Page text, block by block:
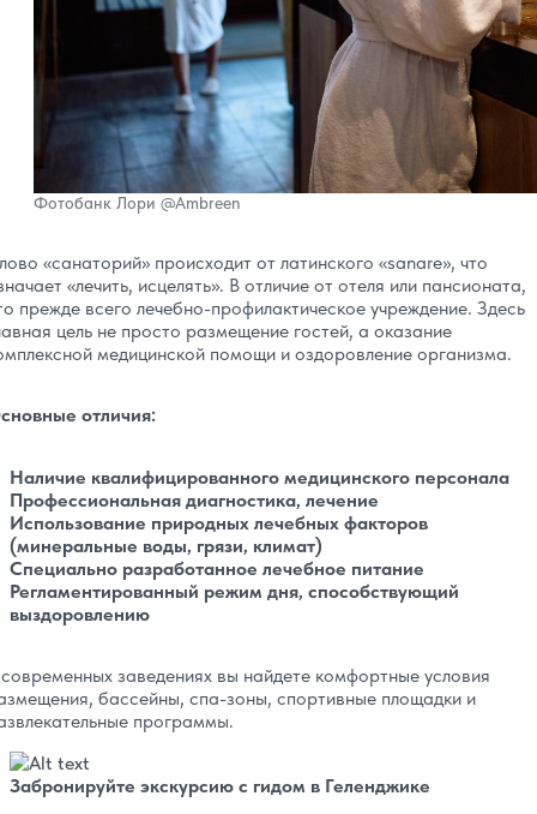
Фотобанк Лори @Ambreen
«санаторий» происходит от латинского «sanare», что
«лечить, исцелять». В отличие от отеля или пансионата,
прежде всего лечебно-профилактическое учреждение. Здесь
цель не просто размещение гостей, а оказание
медицинской помощи и оздоровление организма.
отличия:
Наличие квалифицированного медицинского персонала
Профессиональная диагностика, лечение
Использование природных лечебных факторов
(минеральные воды, грязи, климат)
Специально разработанное лечебное питание
Регламентированный режим дня, способствующий
выздоровлению
заведениях вы найдете комфортные условия
бассейны, спа-зоны, спортивные площадки и
программы.
Забронируйте экскурсию с гидом в Геленджике